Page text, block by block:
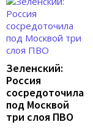
Зеленский:
Россия
сосредоточила
под Москвой
три слоя ПВО